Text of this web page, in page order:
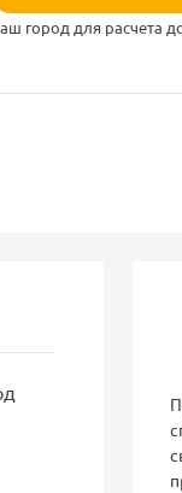
город для расчета